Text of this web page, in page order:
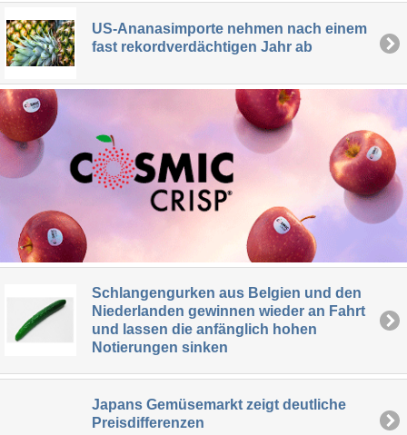
US-Ananasimporte nehmen nach einem
fast rekordverdächtigen Jahr ab
Schlangengurken aus Belgien und den
Niederlanden gewinnen wieder an Fahrt
und lassen die anfänglich hohen
Notierungen sinken
Japans Gemüsemarkt zeigt deutliche
Preisdifferenzen